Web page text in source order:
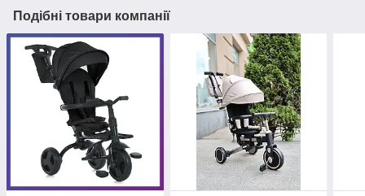
Подібні товари компанії